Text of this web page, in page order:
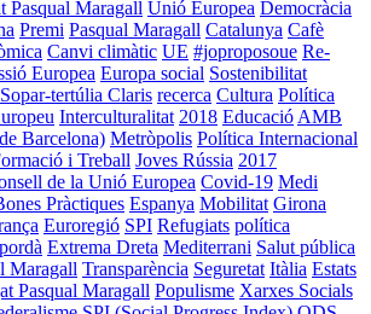
Pasqual Maragall Unió Europea Democràcia
Premi Pasqual Maragall Catalunya Cafè
Canvi climàtic UE #joproposoue Re-
Europea Europa social Sostenibilitat
Sopar-tertúlia Claris recerca Cultura Política
Interculturalitat 2018 Educació AMB
Barcelona) Metròpolis Política Internacional
i Treball Joves Rússia 2017
de la Unió Europea Covid-19 Medi
Pràctiques Espanya Mobilitat Girona
Euroregió SPI Refugiats política
Extrema Dreta Mediterrani Salut pública
Maragall Transparència Seguretat Itàlia Estats
Pasqual Maragall Populisme Xarxes Socials